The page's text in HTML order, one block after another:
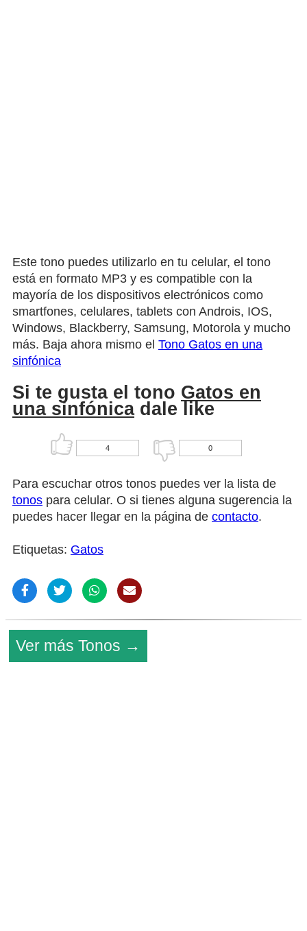
Este tono puedes utilizarlo en tu celular, el tono
está en formato MP3 y es compatible con la
mayoría de los dispositivos electrónicos como
smartfones, celulares, tablets con Androis, IOS,
Windows, Blackberry, Samsung, Motorola y mucho
más. Baja ahora mismo el Tono Gatos en una
sinfónica
Si te gusta el tono Gatos en
una sinfónicadale like
4 0
Para escuchar otros tonos puedes ver la lista de
tonos para celular. O si tienes alguna sugerencia la
puedes hacer llegar en la página de contacto.
Etiquetas: Gatos
Ver más Tonos →